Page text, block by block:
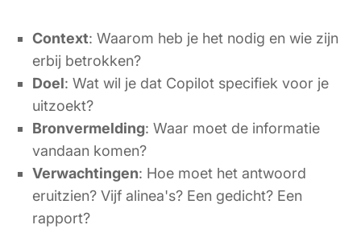
Context: Waarom heb je het nodig en wie zijn
erbij betrokken?
Doel: Wat wil je dat Copilot specifiek voor je
uitzoekt?
Bronvermelding: Waar moet de informatie
vandaan komen?
Verwachtingen: Hoe moet het antwoord
eruitzien? Vijf alinea's? Een gedicht? Een
rapport?